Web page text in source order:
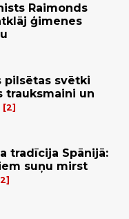
Raimonds
ģimenes
pilsētas svētki
trauksmaini un
2
tradīcija Spānijā:
suņu mirst
2